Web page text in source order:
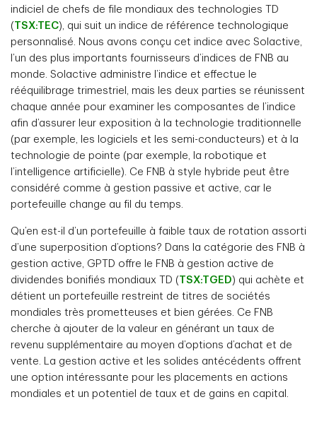
indiciel de chefs de file mondiaux des technologies TD
(TSX:TEC), qui suit un indice de référence technologique
personnalisé. Nous avons conçu cet indice avec Solactive,
l’un des plus importants fournisseurs d’indices de FNB au
monde. Solactive administre l’indice et effectue le
rééquilibrage trimestriel, mais les deux parties se réunissent
chaque année pour examiner les composantes de l’indice
afin d’assurer leur exposition à la technologie traditionnelle
(par exemple, les logiciels et les semi-conducteurs) et à la
technologie de pointe (par exemple, la robotique et
l’intelligence artificielle). Ce FNB à style hybride peut être
considéré comme à gestion passive et active, car le
portefeuille change au fil du temps.
Qu’en est-il d’un portefeuille à faible taux de rotation assorti
d’une superposition d’options? Dans la catégorie des FNB à
gestion active, GPTD offre le FNB à gestion active de
dividendes bonifiés mondiaux TD (TSX:TGED) qui achète et
détient un portefeuille restreint de titres de sociétés
mondiales très prometteuses et bien gérées. Ce FNB
cherche à ajouter de la valeur en générant un taux de
revenu supplémentaire au moyen d’options d’achat et de
vente. La gestion active et les solides antécédents offrent
une option intéressante pour les placements en actions
mondiales et un potentiel de taux et de gains en capital.